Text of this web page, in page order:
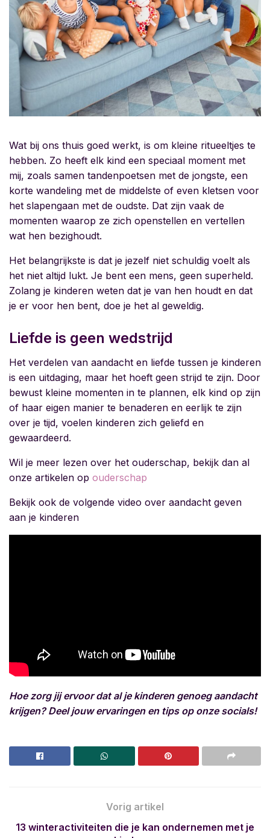
Wat bij ons thuis goed werkt, is om kleine ritueeltjes te
hebben. Zo heeft elk kind een speciaal moment met
mij, zoals samen tandenpoetsen met de jongste, een
korte wandeling met de middelste of even kletsen voor
het slapengaan met de oudste. Dat zijn vaak de
momenten waarop ze zich openstellen en vertellen
wat hen bezighoudt.
Het belangrijkste is dat je jezelf niet schuldig voelt als
het niet altijd lukt. Je bent een mens, geen superheld.
Zolang je kinderen weten dat je van hen houdt en dat
je er voor hen bent, doe je het al geweldig.
Liefde is geen wedstrijd
Het verdelen van aandacht en liefde tussen je kinderen
is een uitdaging, maar het hoeft geen strijd te zijn. Door
bewust kleine momenten in te plannen, elk kind op zijn
of haar eigen manier te benaderen en eerlijk te zijn
over je tijd, voelen kinderen zich geliefd en
gewaardeerd.
Wil je meer lezen over het ouderschap, bekijk dan al
onze artikelen op ouderschap
Bekijk ook de volgende video over aandacht geven
aan je kinderen
Hoe zorg jij ervoor dat al je kinderen genoeg aandacht
krijgen? Deel jouw ervaringen en tips op onze socials!
Vorig artikel
13 winteractiviteiten die je kan ondernemen met je